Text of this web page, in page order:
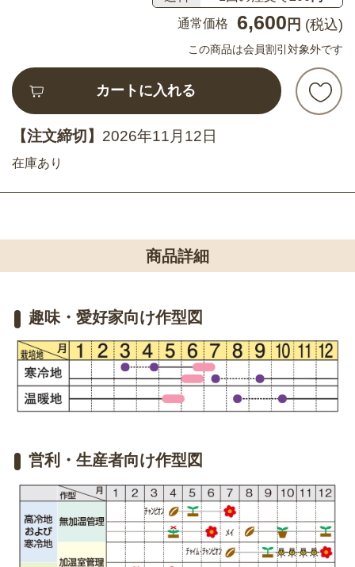
通常価格
6,600 円 (税込)
この商品は会員割引対象外です
カートに入れる
【注文締切】 2026年11月12日
在庫あり
商品詳細
趣味・愛好家向け作型図
営利・生産者向け作型図